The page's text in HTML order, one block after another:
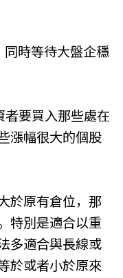
同時等待大盤企穩
者要買入那些處在
漲幅很大的個股
於原有倉位，那
特別是適合以重
多適合與長線或
於或者小於原來